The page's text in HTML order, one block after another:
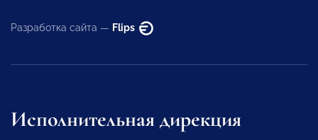
Разработка сайта — Flips
Исполнительная дирекция